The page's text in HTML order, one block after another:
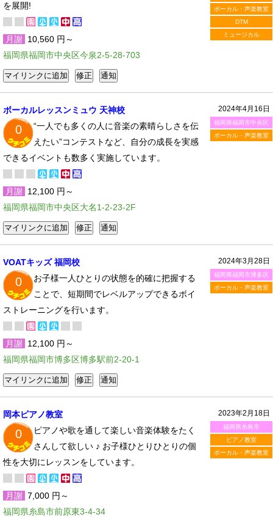
ボーカル・声楽教室
DTM
ミュージカル
を展開!
月謝 10,560 円～
福岡県福岡市中央区今泉2-5-28-703
2024年4月16日
福岡県福岡市中央区
ボーカル・声楽教室
ボーカルレッスンミュウ 天神校
0
“一人でも多くの人に音楽の素晴らしさを伝
えたい”コンテストなど、自分の成長を実感
できるイベントも数多く実施しています。
月謝 12,100 円～
福岡県福岡市中央区大名1-2-23-2F
2024年3月28日
福岡県福岡市博多区
ボーカル・声楽教室
VOATキッズ 福岡校
0
お子様一人ひとりの状態を的確に把握する
ことで、短期間でレベルアップできるボイ
ストレーニングを行います。
月謝 12,100 円～
福岡県福岡市博多区博多駅前2-20-1
2023年2月18日
福岡県糸島市
ピアノ教室
ボーカル・声楽教室
岡本ピアノ教室
0
ピアノや歌を通して楽しい音楽体験をたく
さんして欲しい ♪ お子様ひとりひとりの個
性を大切にレッスンをしています。
月謝 7,000 円～
福岡県糸島市前原東3-4-34